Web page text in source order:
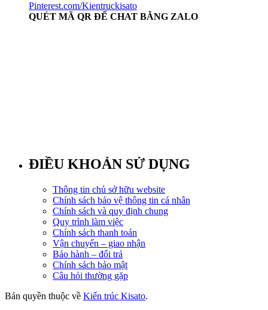
Pinterest.com/Kientruckisato
QUÉT MÃ QR ĐỂ CHAT BẰNG ZALO
ĐIỀU KHOẢN SỬ DỤNG
Thông tin chủ sở hữu website
Chính sách bảo vệ thông tin cá nhân
Chính sách và quy định chung
Quy trình làm việc
Chính sách thanh toán
Vận chuyển – giao nhận
Bảo hành – đổi trả
Chính sách bảo mật
Câu hỏi thường gặp
Bản quyền thuộc về Kiến trúc Kisato.